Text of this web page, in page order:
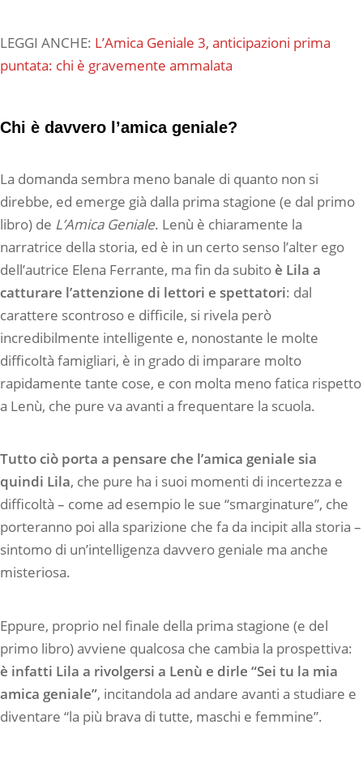
LEGGI ANCHE: L’Amica Geniale 3, anticipazioni prima
puntata: chi è gravemente ammalata
Chi è davvero l’amica geniale?
La domanda sembra meno banale di quanto non si
direbbe, ed emerge già dalla prima stagione (e dal primo
libro) de L’Amica Geniale. Lenù è chiaramente la
narratrice della storia, ed è in un certo senso l’alter ego
dell’autrice Elena Ferrante, ma fin da subito è Lila a
catturare l’attenzione di lettori e spettatori: dal
carattere scontroso e difficile, si rivela però
incredibilmente intelligente e, nonostante le molte
difficoltà famigliari, è in grado di imparare molto
rapidamente tante cose, e con molta meno fatica rispetto
a Lenù, che pure va avanti a frequentare la scuola.
Tutto ciò porta a pensare che l’amica geniale sia
quindi Lila, che pure ha i suoi momenti di incertezza e
difficoltà – come ad esempio le sue “smarginature”, che
porteranno poi alla sparizione che fa da incipit alla storia –
sintomo di un’intelligenza davvero geniale ma anche
misteriosa.
Eppure, proprio nel finale della prima stagione (e del
primo libro) avviene qualcosa che cambia la prospettiva:
è infatti Lila a rivolgersi a Lenù e dirle “Sei tu la mia
amica geniale”, incitandola ad andare avanti a studiare e
diventare “la più brava di tutte, maschi e femmine”.